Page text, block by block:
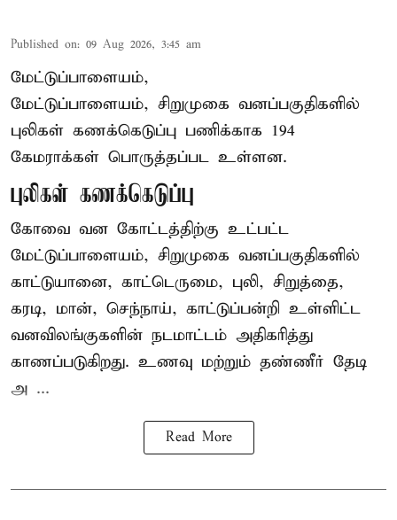
Published on: 09 Aug 2026, 3:45 am
மேட்டுப்பாளையம்,
மேட்டுப்பாளையம், சிறுமுகை வனப்பகுதிகளில்
புலிகள் கணக்கெடுப்பு பணிக்காக 194
கேமராக்கள் பொருத்தப்பட உள்ளன.
புலிகள் கணக்கெடுப்பு
கோவை வன கோட்டத்திற்கு உட்பட்ட
மேட்டுப்பாளையம், சிறுமுகை வனப்பகுதிகளில்
காட்டுயானை, காட்டெருமை, புலி, சிறுத்தை,
கரடி, மான், செந்நாய், காட்டுப்பன்றி உள்ளிட்ட
வனவிலங்குகளின் நடமாட்டம் அதிகரித்து
காணப்படுகிறது. உணவு மற்றும் தண்ணீர் தேடி
அ ...
Read More